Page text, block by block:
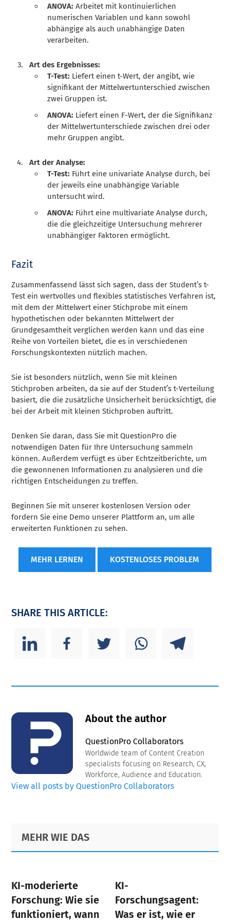
ANOVA:Arbeitet mit kontinuierlichen
numerischen Variablen und kann sowohl
abhängige als auch unabhängige Daten
verarbeiten.
Art des Ergebnisses:
T-Test: Liefert einen t-Wert, der angibt, wie
signifikant der Mittelwertunterschied zwischen
zwei Gruppen ist.
ANOVA: Liefert einen F-Wert, der die Signifikanz
der Mittelwertunterschiede zwischen drei oder
mehr Gruppen angibt.
Art der Analyse:
T-Test: Führt eine univariate Analyse durch, bei
der jeweils eine unabhängige Variable
untersucht wird.
ANOVA: Führt eine multivariate Analyse durch,
die die gleichzeitige Untersuchung mehrerer
unabhängiger Faktoren ermöglicht.
Fazit
Zusammenfassend lässt sich sagen, dass der Student’s t-
Test ein wertvolles und flexibles statistisches Verfahren ist,
mit dem der Mittelwert einer Stichprobe mit einem
hypothetischen oder bekannten Mittelwert der
Grundgesamtheit verglichen werden kann und das eine
Reihe von Vorteilen bietet, die es in verschiedenen
Forschungskontexten nützlich machen.
Sie ist besonders nützlich, wenn Sie mit kleinen
Stichproben arbeiten, da sie auf der Student’s t-Verteilung
basiert, die die zusätzliche Unsicherheit berücksichtigt, die
bei der Arbeit mit kleinen Stichproben auftritt.
Denken Sie daran, dass Sie mit QuestionPro die
notwendigen Daten für Ihre Untersuchung sammeln
können. Außerdem verfügt es über Echtzeitberichte, um
die gewonnenen Informationen zu analysieren und die
richtigen Entscheidungen zu treffen.
Beginnen Sie mit unserer kostenlosen Version oder
fordern Sie eine Demo unserer Plattform an, um alle
erweiterten Funktionen zu sehen.
MEHR LERNEN KOSTENLOSES PROBLEM
SHARE THIS ARTICLE:
About the author
QuestionPro Collaborators
Worldwide team of Content Creation
specialists focusing on Research, CX,
Workforce, Audience and Education.
View all posts by QuestionPro Collaborators
Primary
Sidebar
Footer
MEHR WIE DAS
KI-moderierte
Forschung: Wie sie
funktioniert, wann
KI-
Forschungsagent:
Was er ist, wie er